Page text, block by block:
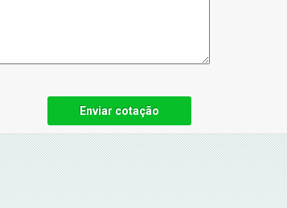
Enviar cotação